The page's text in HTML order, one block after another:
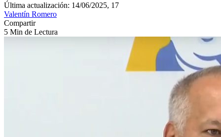
Última actualización: 14/06/2025, 17
Valentín Romero
Compartir
5 Min de Lectura